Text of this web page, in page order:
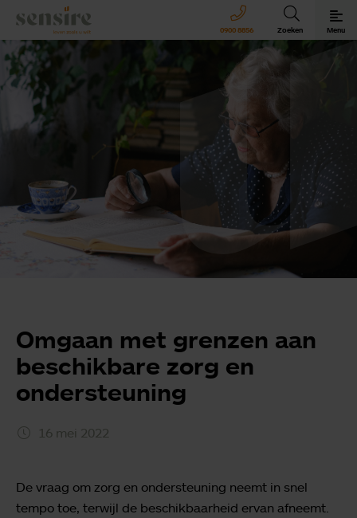
Sensire logo
0900 8856 Zoeken Menu
Sensire bij u thuis
Revalideren met Sensire
Wonen en zorg met Sensire
Meer over Sensire
Omgaan met grenzen aan
beschikbare zorg en
ondersteuning
16 mei 2022
De vraag om zorg en ondersteuning neemt in snel
tempo toe, terwijl de beschikbaarheid ervan afneemt.